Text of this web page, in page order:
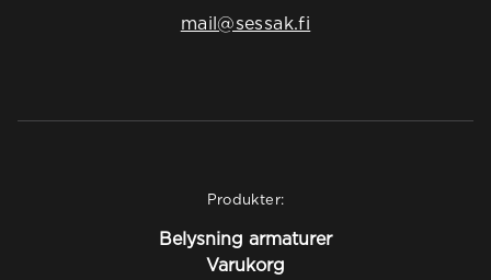
mail@sessak.fi
Produkter:
Belysning armaturer
Varukorg